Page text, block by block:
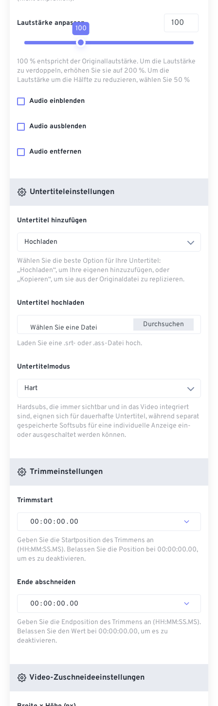
Lautstärke anpassen
100
100 % entspricht der Originallautstärke. Um die Lautstärke
zu verdoppeln, erhöhen Sie sie auf 200 %. Um die
Lautstärke um die Hälfte zu reduzieren, wählen Sie 50 %
Audio einblenden
Audio ausblenden
Audio entfernen
Untertiteleinstellungen
Untertitel hinzufügen
Hochladen
Wählen Sie die beste Option für Ihre Untertitel:
„Hochladen“, um Ihre eigenen hinzuzufügen, oder
„Kopieren“, um sie aus der Originaldatei zu replizieren.
Untertitel hochladen
Wählen Sie eine Datei Durchsuchen
Laden Sie eine .srt- oder .ass-Datei hoch.
Untertitelmodus
Hart
Hardsubs, die immer sichtbar und in das Video integriert
sind, eignen sich für dauerhafte Untertitel, während separat
gespeicherte Softsubs für eine individuelle Anzeige ein-
oder ausgeschaltet werden können.
Trimmeinstellungen
Trimmstart
00 : 00 : 00 . 00
Geben Sie die Startposition des Trimmens an
(HH:MM:SS.MS). Belassen Sie die Position bei 00:00:00.00,
um es zu deaktivieren.
Ende abschneiden
00 : 00 : 00 . 00
Geben Sie die Endposition des Trimmens an (HH:MM:SS.MS).
Belassen Sie den Wert bei 00:00:00.00, um es zu
deaktivieren.
Video-Zuschneideeinstellungen